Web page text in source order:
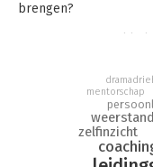
brengen?
doorloop je alle fases
beweging is. Met de
praktijkervaring leer
verandering naar
Ik ben Marc Oonk,
zelfinzicht
weerstand
mentorschap